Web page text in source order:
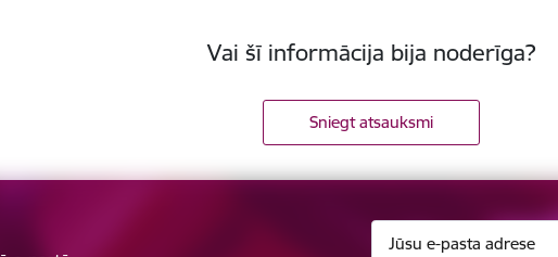
Vai šī informācija bija noderīga?
Sniegt atsauksmi